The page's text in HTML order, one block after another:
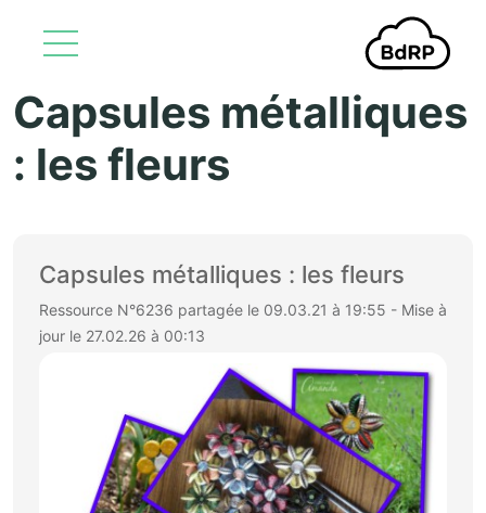
Aller au contenu principal
Capsules métalliques
: les fleurs
Capsules métalliques : les fleurs
Ressource N°6236 partagée le 09.03.21 à 19:55 - Mise à
jour le 27.02.26 à 00:13